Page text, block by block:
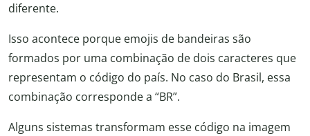
diferente.
Isso acontece porque emojis de bandeiras são
formados por uma combinação de dois caracteres que
representam o código do país. No caso do Brasil, essa
combinação corresponde a “BR”.
Alguns sistemas transformam esse código na imagem